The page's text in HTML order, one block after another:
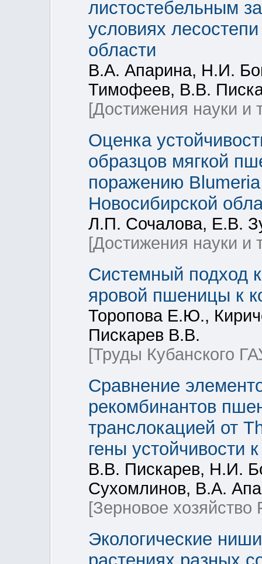
листостебельным
условиях
области
В.А. Апарина, Н.И.
Тимофеев, В.В.
[Достижения науки и
Оценка
образцов мягкой
поражению
Новосибирской
Л.П. Сочалова, Е.В.
[Достижения науки и
Системный подход
яровой пшеницы к
Торопова Е.Ю.,
Пискарев В.В.
[Труды Кубанского
Сравнение
рекомбинантов
транслокацией от
гены устойчивости
В.В. Пискарев, Н.И.
Сухомлинов, В.А.
[Зерновое хозяйство
Экологические